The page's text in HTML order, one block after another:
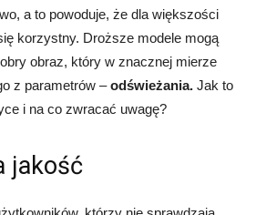
a to powoduje, że dla większości
korzystny. Droższe modele mogą
obraz, który w znacznej mierze
z parametrów –odświeżania. Jak to
i na co zwracać uwagę?
jakość